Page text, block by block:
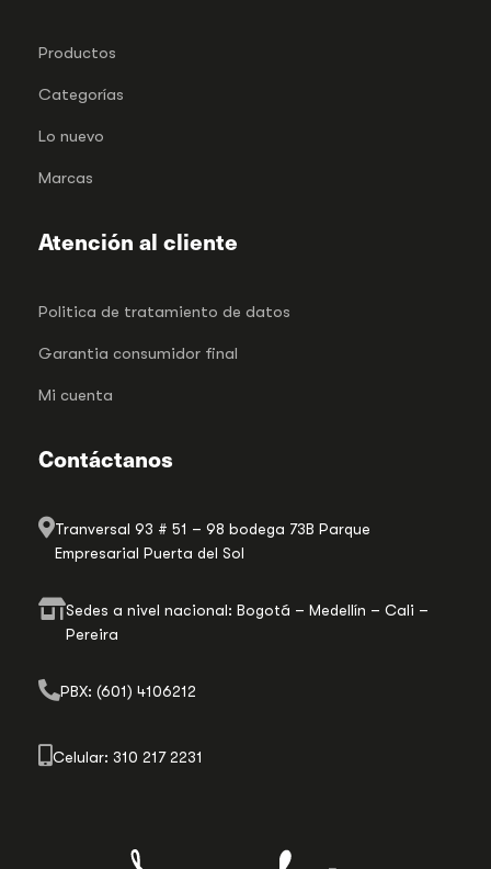
Productos
Categorías
Lo nuevo
Marcas
Atención al cliente
Politica de tratamiento de datos
Garantia consumidor final
Mi cuenta
Contáctanos
Tranversal 93 # 51 – 98 bodega 73B Parque
Empresarial Puerta del Sol
Sedes a nivel nacional: Bogotá – Medellín – Cali –
Pereira
PBX: (601) 4106212
Celular: 310 217 2231